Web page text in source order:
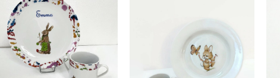
AJOUTER AU PANIER
/
DÉTAILS
AJOUTER AU PANIER
DÉTAILS